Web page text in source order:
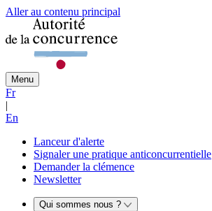
Aller au contenu principal
Menu
Fr
|
En
Lanceur d'alerte
Signaler une pratique anticoncurrentielle
Demander la clémence
Newsletter
Qui sommes nous ?